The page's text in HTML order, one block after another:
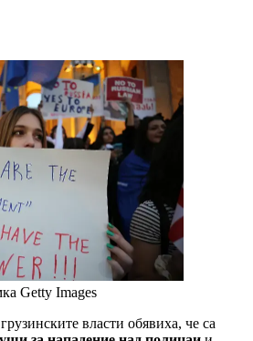
Getty Images
власти обявиха, че са